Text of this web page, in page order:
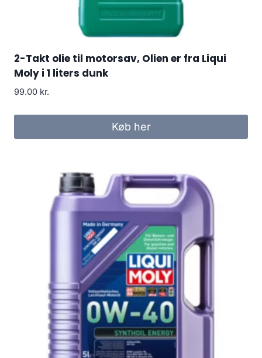
2-Takt olie til motorsav, Olien er fra Liqui
Moly i 1 liters dunk
99.00 kr.
Køb her